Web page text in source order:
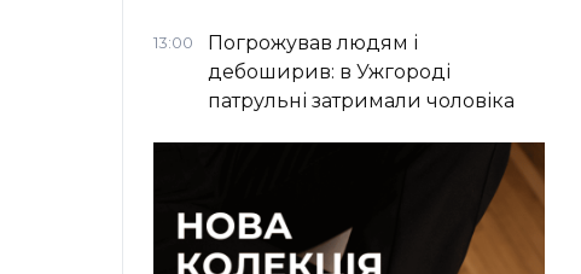
13:00
Погрожував людям і
дебоширив: в Ужгороді
патрульні затримали чоловіка